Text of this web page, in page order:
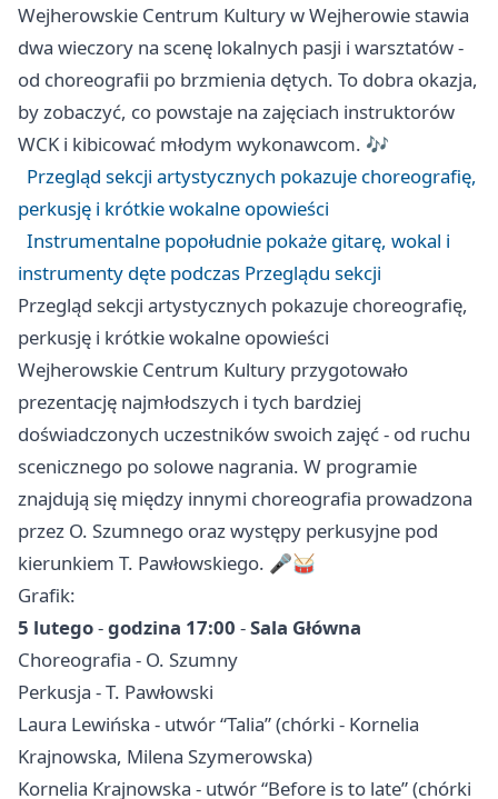
Wejherowskie Centrum Kultury w Wejherowie stawia
dwa wieczory na scenę lokalnych pasji i warsztatów -
od choreografii po brzmienia dętych. To dobra okazja,
by zobaczyć, co powstaje na zajęciach instruktorów
WCK i kibicować młodym wykonawcom. 🎶
Przegląd sekcji artystycznych pokazuje choreografię,
perkusję i krótkie wokalne opowieści
Instrumentalne popołudnie pokaże gitarę, wokal i
instrumenty dęte podczas Przeglądu sekcji
Przegląd sekcji artystycznych pokazuje choreografię,
perkusję i krótkie wokalne opowieści
Wejherowskie Centrum Kultury przygotowało
prezentację najmłodszych i tych bardziej
doświadczonych uczestników swoich zajęć - od ruchu
scenicznego po solowe nagrania. W programie
znajdują się między innymi choreografia prowadzona
przez O. Szumnego oraz występy perkusyjne pod
kierunkiem T. Pawłowskiego. 🎤🥁
Grafik:
5 lutego-godzina 17:00 -Sala Główna
Choreografia - O. Szumny
Perkusja - T. Pawłowski
Laura Lewińska - utwór “Talia” (chórki - Kornelia
Krajnowska, Milena Szymerowska)
Kornelia Krajnowska - utwór “Before is to late” (chórki